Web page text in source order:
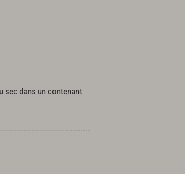
sec dans un contenant